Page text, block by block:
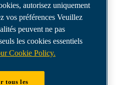
autorisez uniquement
vos préférences Veuillez
peuvent ne pas
les cookies essentiels
Cookie Policy.
tous les